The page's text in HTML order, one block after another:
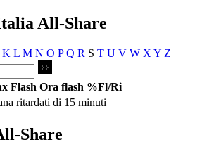
All-Share
K L M N O P Q R S T U V W X Y Z
Flash Ora flash %Fl/Ri
ritardati di 15 minuti
Share